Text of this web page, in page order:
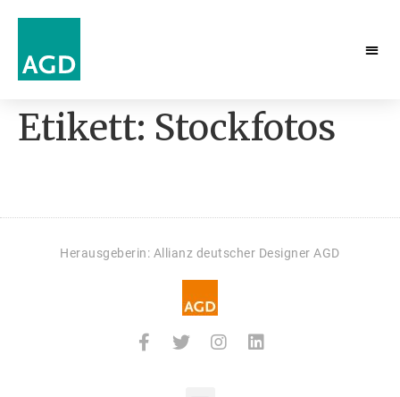
Etikett: Stockfotos
Herausgeberin: Allianz deutscher Designer AGD